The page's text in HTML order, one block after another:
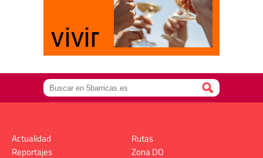
Actualidad
Reportajes
Rutas
Zona DO